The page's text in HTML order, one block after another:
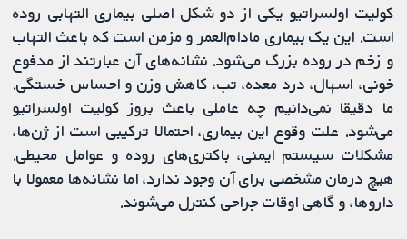
کولیت اولسراتیو یکی از دو شکل اصلی بیماری التهابی روده
است. این یک بیماری مادام‌العمر و مزمن است که باعث التهاب
و زخم در روده بزرگ می‌شود. نشانه‌های آن عبارتند از مدفوع
خونی، اسهال، درد معده، تب، کاهش وزن و احساس خستگی.
ما دقیقا نمی‌دانیم چه عاملی باعث بروز کولیت اولسراتیو
می‌شود. علت وقوع این بیماری، احتمالا ترکیبی است از ژن‌ها،
مشکلات سیستم ایمنی، باکتری‌های روده و عوامل محیطی.
هیچ درمان مشخصی برای آن وجود ندارد، اما نشانه‌ها معمولا با
داروها، و گاهی اوقات جراحی کنترل می‌شوند.